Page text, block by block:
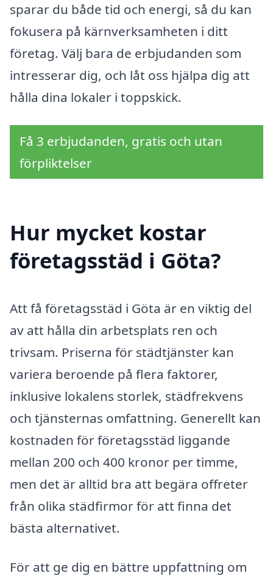
sparar du både tid och energi, så du kan
fokusera på kärnverksamheten i ditt
företag. Välj bara de erbjudanden som
intresserar dig, och låt oss hjälpa dig att
hålla dina lokaler i toppskick.
Få 3 erbjudanden, gratis och utan
förpliktelser
Hur mycket kostar
företagsstäd i Göta?
Att få företagsstäd i Göta är en viktig del
av att hålla din arbetsplats ren och
trivsam. Priserna för städtjänster kan
variera beroende på flera faktorer,
inklusive lokalens storlek, städfrekvens
och tjänsternas omfattning. Generellt kan
kostnaden för företagsstäd liggande
mellan 200 och 400 kronor per timme,
men det är alltid bra att begära offreter
från olika städfirmor för att finna det
bästa alternativet.
För att ge dig en bättre uppfattning om